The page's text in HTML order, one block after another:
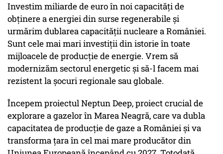
Investim miliarde de euro în noi capacități de
obținere a energiei din surse regenerabile și
urmărim dublarea capacității nucleare a României.
Sunt cele mai mari investiții din istorie în toate
mijloacele de producție de energie. Vrem să
modernizăm sectorul energetic și să-l facem mai
rezistent la șocuri regionale sau globale.
Începem proiectul Neptun Deep, proiect crucial de
explorare a gazelor în Marea Neagră, care va dubla
capacitatea de producție de gaze a României și va
transforma țara în cel mai mare producător din